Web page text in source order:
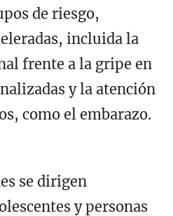
de riesgo,
incluida la
frente a la gripe en
y la atención
como el embarazo.
se dirigen
y personas